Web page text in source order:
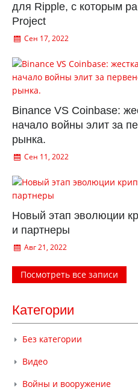
для Ripple, с которым
Project
Сен 17, 2022
Binance VS Coinbase:
начало войны элит за
рынка.
Сен 11, 2022
Новый этап эволюции
и партнеры
Авг 21, 2022
Посмотреть все записи
Категории
Без категории
Видео
Войны и вооружение